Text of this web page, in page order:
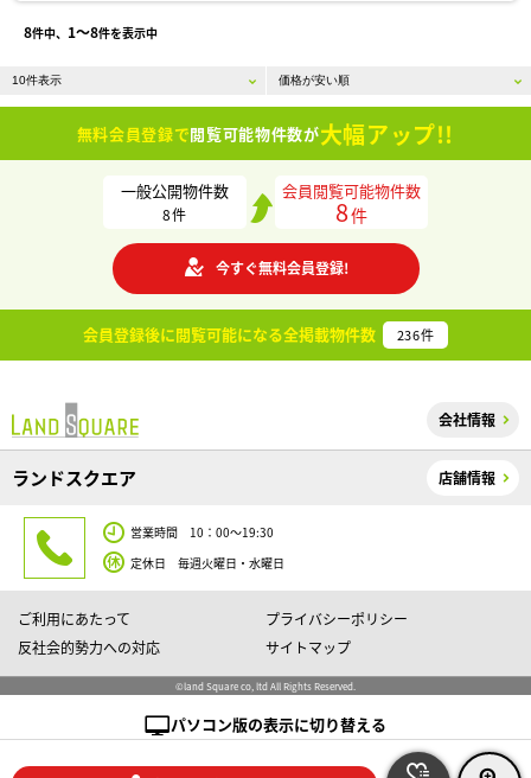
8件中、 1〜8件を表示中
無料会員登録で閲覧可能物件数が大幅アップ!!
一般公開物件数
8件
会員閲覧可能物件数
8件
今すぐ無料会員登録!
会員登録後に閲覧可能になる全掲載物件数 236件
会社情報
ランドスクエア 店舗情報
営業時間 10：00～19:30
定休日 毎週火曜日・水曜日
ご利用にあたって
プライバシーポリシー
反社会的勢力への対応
サイトマップ
©land Square co, ltd All Rights Reserved.
パソコン版の表示に切り替える